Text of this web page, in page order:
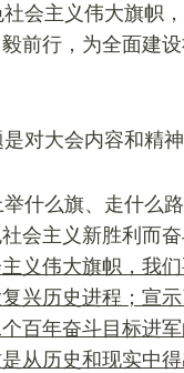
会主义伟大旗帜
前行，为全面建
对大会内容和精
什么旗、走什么
会主义 新胜利而
义伟大旗帜，我
兴历史进程；宣
百年奋斗目标进
从历史和现实中